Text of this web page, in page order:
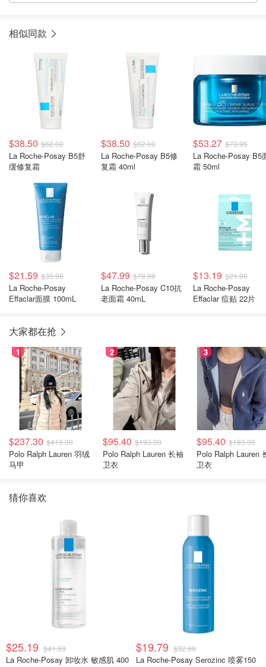
相似同款
$38.50 $62.00
La Roche-Posay B5舒
缓修复霜
$38.50 $62.00
La Roche-Posay B5修
复霜 40ml
$53.27 $73.95
La Roche-Posay B5
霜 50ml
$21.59 $35.99
La Roche-Posay
Effaclar面膜 100mL
$47.99 $79.99
La Roche-Posay C10抗
老面霜 40mL
$13.19 $21.99
La Roche-Posay
Effaclar 痘贴 22片
大家都在抢
1
$237.30 $419.00
Polo Ralph Lauren 羽绒
马甲
2
$95.40 $193.00
Polo Ralph Lauren 长袖
卫衣
3
$95.40 $193.00
Polo Ralph Lauren 长袖
卫衣
猜你喜欢
$25.19 $41.99
La Roche-Posay 卸妆水 敏感肌 400
$19.79 $32.99
La Roche-Posay Serozinc 喷雾150